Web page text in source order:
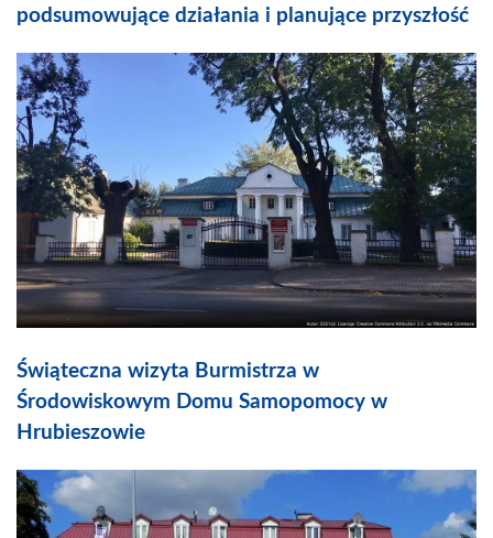
podsumowujące działania i planujące przyszłość
Świąteczna wizyta Burmistrza w
Środowiskowym Domu Samopomocy w
Hrubieszowie